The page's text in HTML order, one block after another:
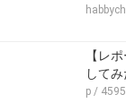
habbych
【レ
してみ
p /